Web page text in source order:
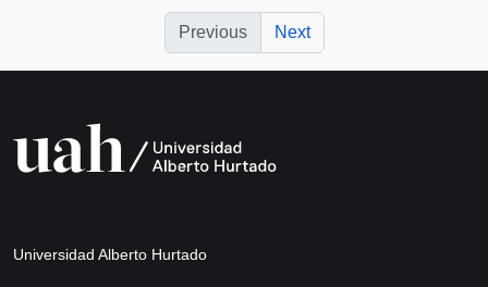
Previous Next
Universidad Alberto Hurtado